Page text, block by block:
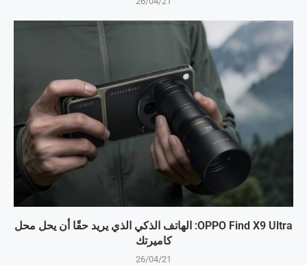
OPPO Find X9 Ultra: الهاتف الذكي الذي يريد حقًا أن يحل محل
كاميرتك
26/04/21